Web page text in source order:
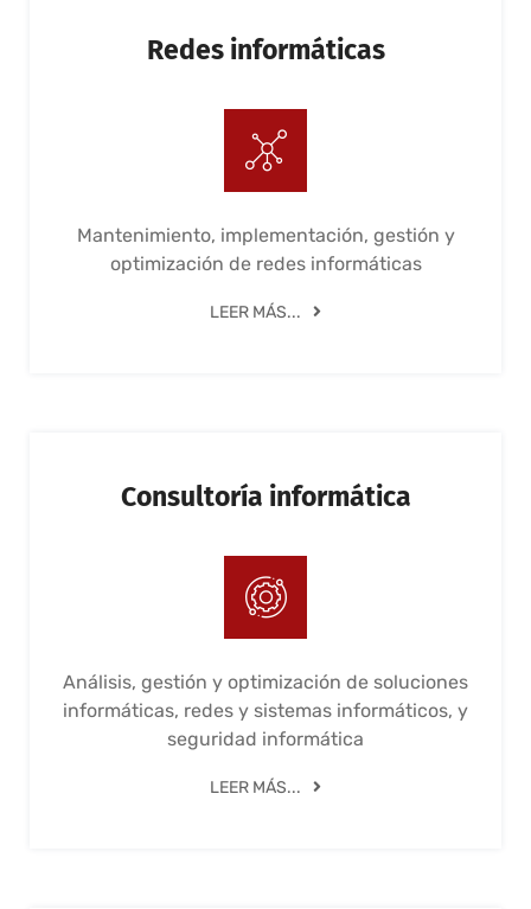
Redes informáticas
Mantenimiento, implementación, gestión y
optimización de redes informáticas
LEER MÁS...
Consultoría informática
Análisis, gestión y optimización de soluciones
informáticas, redes y sistemas informáticos, y
seguridad informática
LEER MÁS...